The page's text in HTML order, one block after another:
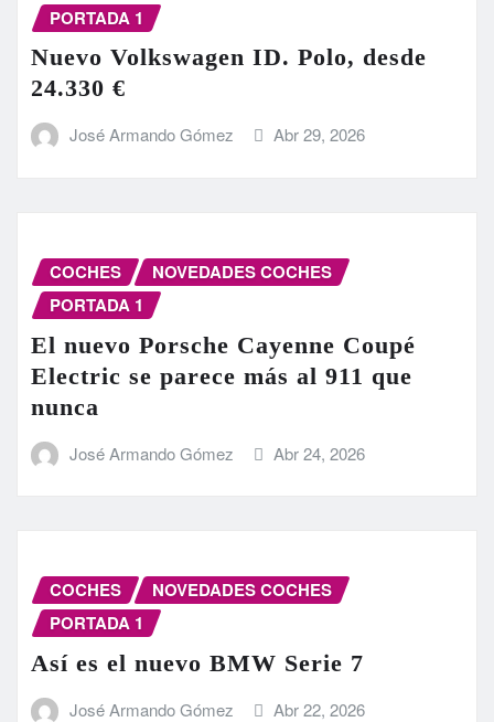
PORTADA 1
Nuevo Volkswagen ID. Polo, desde
24.330 €
José Armando Gómez Abr 29, 2026
COCHES
NOVEDADES COCHES
PORTADA 1
El nuevo Porsche Cayenne Coupé
Electric se parece más al 911 que
nunca
José Armando Gómez Abr 24, 2026
COCHES
NOVEDADES COCHES
PORTADA 1
Así es el nuevo BMW Serie 7
José Armando Gómez Abr 22, 2026